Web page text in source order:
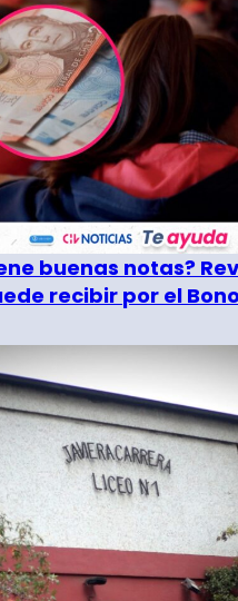
buenas notas?
recibir por el